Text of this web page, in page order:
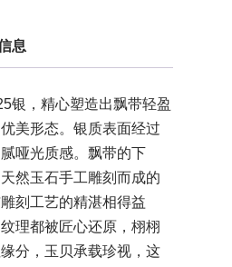
息
银，精心塑造出飘带轻盈
美形态。银质表面经过
哑光质感。飘带的下
然玉石手工雕刻而成的
刻工艺的精湛相得益
理都被匠心还原，栩栩
分，玉贝承载珍视，这